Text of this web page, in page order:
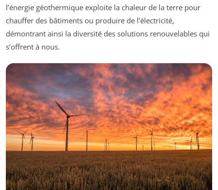
l’énergie géothermique exploite la chaleur de la terre pour
chauffer des bâtiments ou produire de l’électricité,
démontrant ainsi la diversité des solutions renouvelables qui
s’offrent à nous.